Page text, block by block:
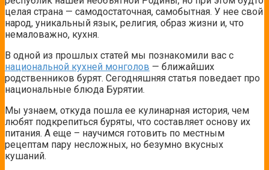
целая страна — самодостаточная, самобытная. У нее свой
народ, уникальный язык, религия, образ жизни и, что
немаловажно, кухня.
В одной из прошлых статей мы познакомили вас с
национальной кухней монголов — ближайших
родственников бурят. Сегодняшняя статья поведает про
национальные блюда Бурятии.
Мы узнаем, откуда пошла ее кулинарная история, чем
любят подкрепиться буряты, что составляет основу их
питания. А еще – научимся готовить по местным
рецептам пару несложных, но безумно вкусных
кушаний.